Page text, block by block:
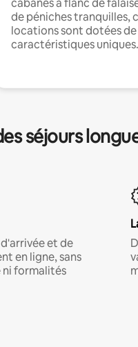
cabanes à flanc de
de péniches tranquilles,
locations sont dotées de
caractéristiques uniques.
séjours
et de
en ligne, sans
formalités